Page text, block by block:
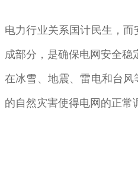
电力行业关系国计民生，
成部分，是确保电网安全稳
在冰雪、地震、雷电和台风
的自然灾害使得电网的正常